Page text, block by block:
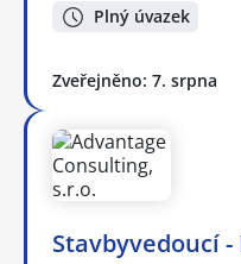
Plný úvazek
Zveřejněno: 7. srpna
Stavbyvedoucí -